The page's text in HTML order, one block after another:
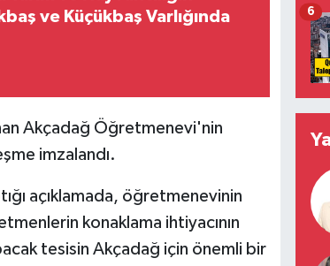
ve Küçükbaş Varlığında
Akçadağ Öğretmenevi'nin
imzalandı.
açıklamada, öğretmenevinin
konaklama ihtiyacının
tesisin Akçadağ için önemli bir
6